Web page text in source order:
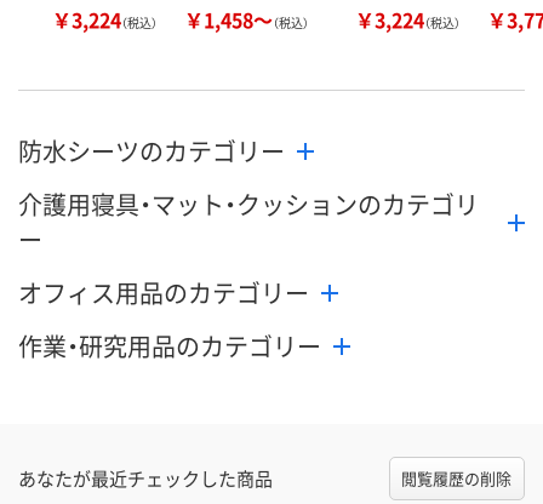
￥3,224（税込） ￥1,458～（税込） ￥3,224（税込） ￥
防水シーツのカテゴリー
介護用寝具・マット・クッションのカテゴリ
ー
オフィス用品のカテゴリー
作業・研究用品のカテゴリー
あなたが最近チェックした商品 閲覧履歴の削除